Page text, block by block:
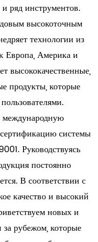
ряд инструментов.
высокоточным
технологии из
Европа, Америка и
высококачественные,
продукты, которые
системы
Руководствуясь
постоянно
В соответствии с
качество и высокий
новых и
рубежом, которые